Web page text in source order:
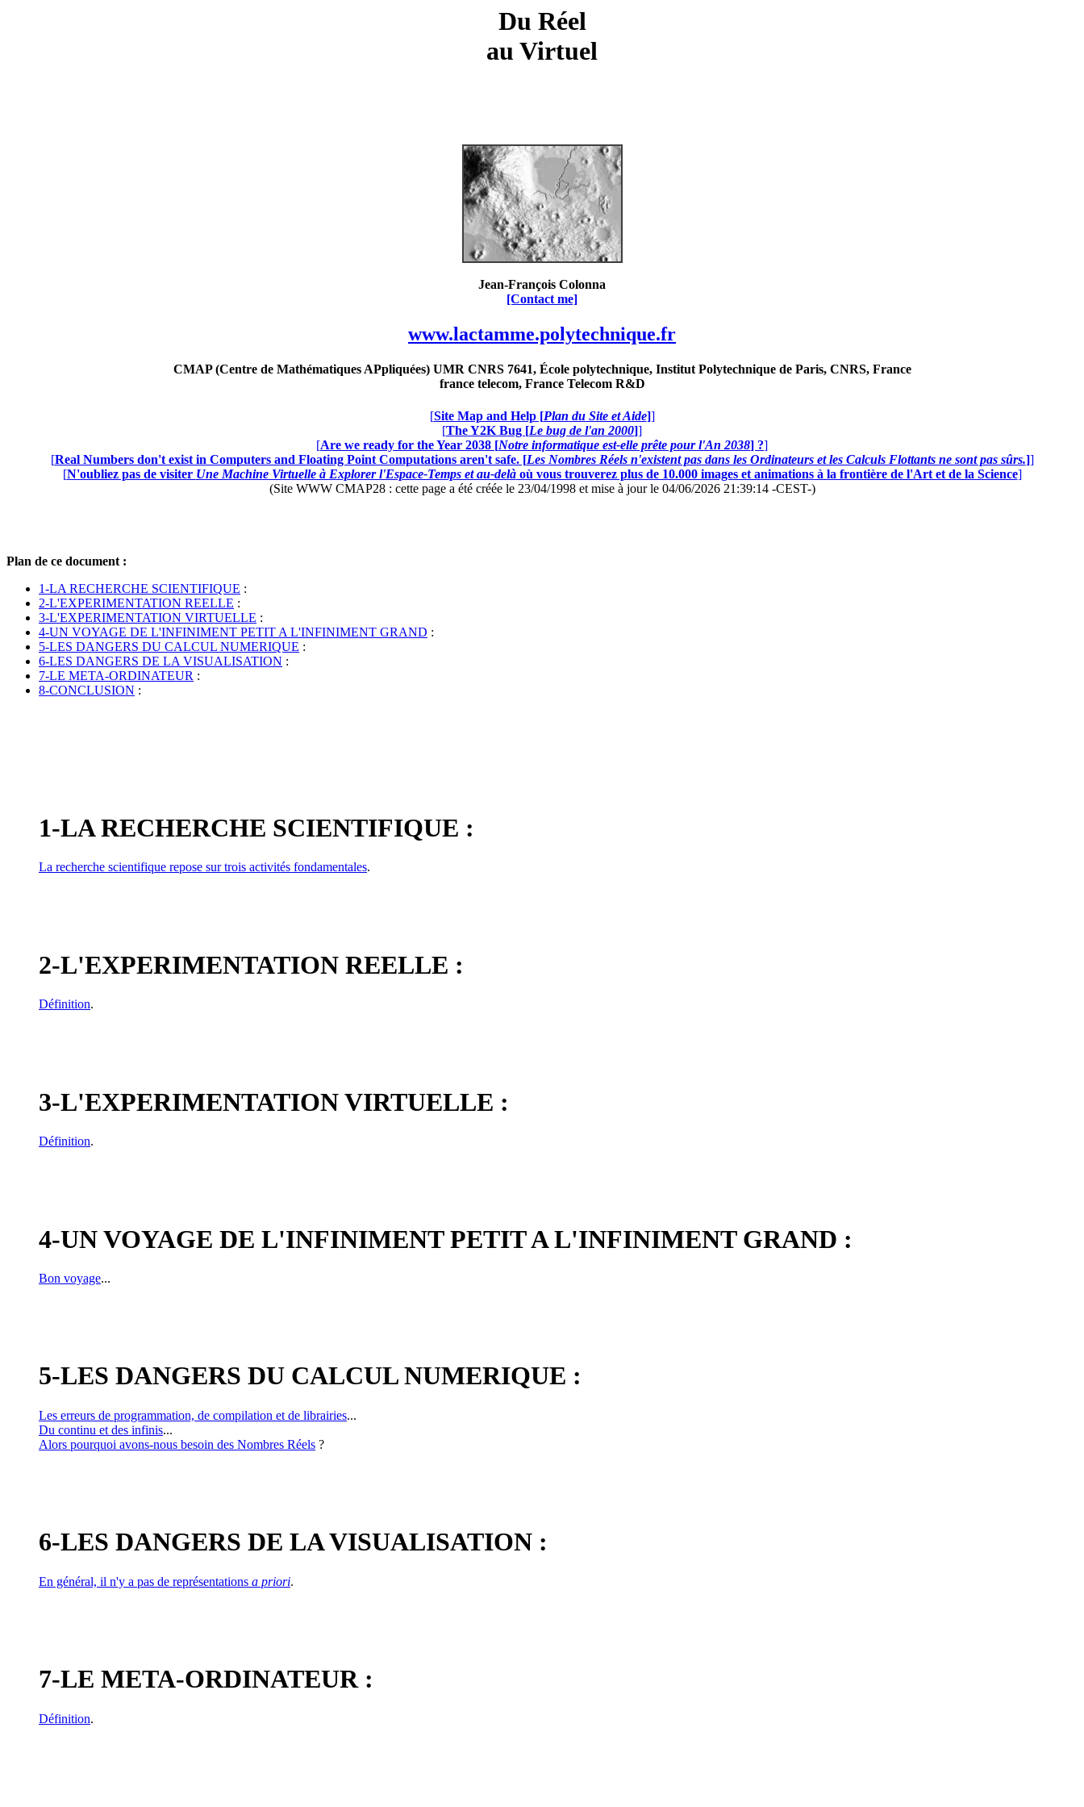
Du Réel
au Virtuel
Jean-François Colonna
[Contact me]
www.lactamme.polytechnique.fr
CMAP (Centre de Mathématiques APpliquées) UMR CNRS 7641, École polytechnique, Institut Polytechnique de Paris, CNRS, France
france telecom, France Telecom R&D
[Site Map and Help [Plan du Site et Aide]]
[The Y2K Bug [Le bug de l'an 2000]]
[Are we ready for the Year 2038 [Notre informatique est-elle prête pour l'An 2038] ?]
[Real Numbers don't exist in Computers and Floating Point Computations aren't safe. [Les Nombres Réels n'existent pas dans les Ordinateurs et les Calculs Flottants ne sont pas sûrs.]]
[N'oubliez pas de visiter Une Machine Virtuelle à Explorer l'Espace-Temps et au-delàoù vous trouverez plus de 10.000 images et animations à la frontière de l'Art et de la Science]
(Site WWW CMAP28 : cette page a été créée le 23/04/1998 et mise à jour le 04/06/2026 21:39:14 -CEST-)
Plan de ce document :
1-LA RECHERCHE SCIENTIFIQUE :
2-L'EXPERIMENTATION REELLE :
3-L'EXPERIMENTATION VIRTUELLE :
4-UN VOYAGE DE L'INFINIMENT PETIT A L'INFINIMENT GRAND :
5-LES DANGERS DU CALCUL NUMERIQUE :
6-LES DANGERS DE LA VISUALISATION :
7-LE META-ORDINATEUR :
8-CONCLUSION :
1-LA RECHERCHE SCIENTIFIQUE :
La recherche scientifique repose sur trois activités fondamentales.
2-L'EXPERIMENTATION REELLE :
Définition.
3-L'EXPERIMENTATION VIRTUELLE :
Définition.
4-UN VOYAGE DE L'INFINIMENT PETIT A L'INFINIMENT GRAND :
Bon voyage...
5-LES DANGERS DU CALCUL NUMERIQUE :
Les erreurs de programmation, de compilation et de librairies...
Du continu et des infinis...
Alors pourquoi avons-nous besoin des Nombres Réels ?
6-LES DANGERS DE LA VISUALISATION :
En général, il n'y a pas de représentations a priori.
7-LE META-ORDINATEUR :
Définition.